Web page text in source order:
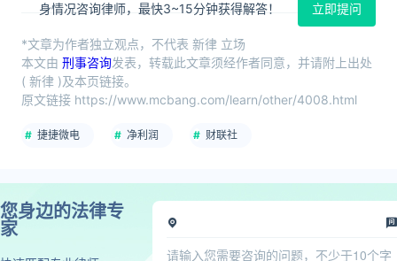
身情况咨询律师，最快3~15分钟获得解答！ 立即提问
*文章为作者独立观点，不代表 新律 立场
本文由 刑事咨询发表，转载此文章须经作者同意，并请附上出处
( 新律 )及本页链接。
原文链接 https://www.mcbang.com/learn/other/4008.html
捷捷微电 净利润 财联社
您身边的法律专
家